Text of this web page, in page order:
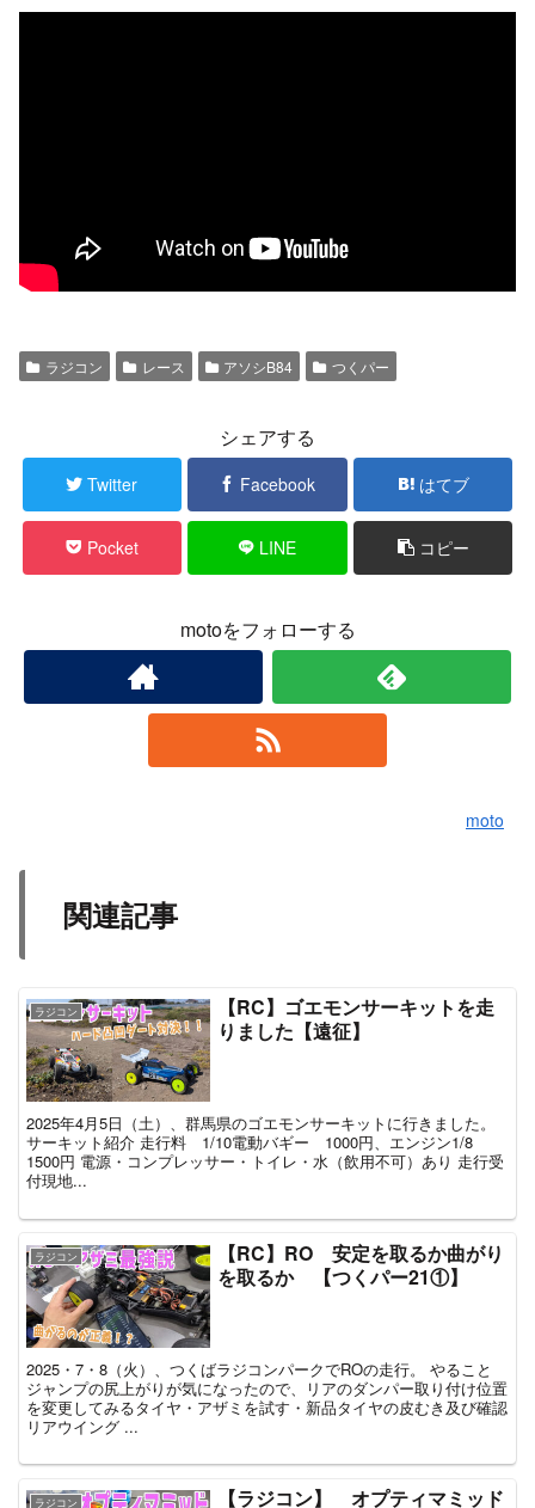
ラジコン レース アソシB84 つくパー
シェアする
Twitter Facebook はてブ
Pocket LINE コピー
motoをフォローする
moto
関連記事
ラジコン
【RC】ゴエモンサーキットを走
りました【遠征】
2025年4月5日（土）、群馬県のゴエモンサーキットに行きました。
サーキット紹介 走行料 1/10電動バギー 1000円、エンジン1/8
1500円 電源・コンプレッサー・トイレ・水（飲用不可）あり 走行受
付現地...
ラジコン
【RC】RO 安定を取るか曲がり
を取るか 【つくパー21①】
2025・7・8（火）、つくばラジコンパークでROの走行。 やること
ジャンプの尻上がりが気になったので、リアのダンパー取り付け位置
を変更してみるタイヤ・アザミを試す・新品タイヤの皮むき及び確認
リアウイング ...
ラジコン
【ラジコン】 オプティマミッド